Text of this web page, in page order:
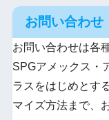
お問い合わせ
お問い合わせは各
SPGアメックス・
ラスをはじめとす
マイズ方法まで、